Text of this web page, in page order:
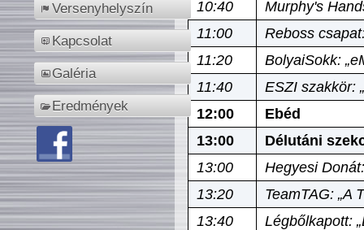
Versenyhelyszín
Kapcsolat
Galéria
Eredmények
10:40
Murphy's
11:00
Reboss
11:20
BolyaiSokk:
11:40
ESZI szakkör:
12:00
Ebéd
13:00
Délutáni
13:00
Hegyesi
13:20
TeamTAG: „A
13:40
Légbőlkapott: